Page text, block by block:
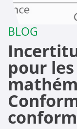
BLOG
pour